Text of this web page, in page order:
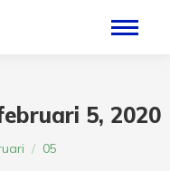
5, 2020
05